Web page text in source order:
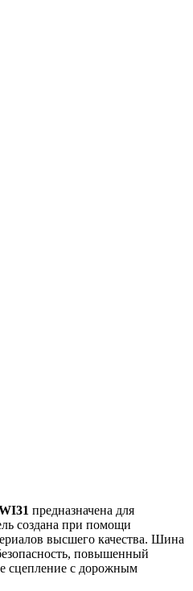
предназначена для
создана при помощи
высшего качества. Шина
повышенный
сцепление с дорожным